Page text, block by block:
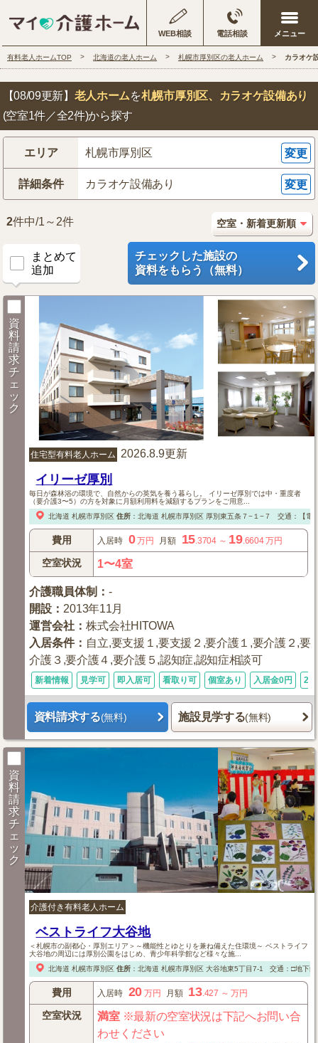
WEB相談 電話相談
有料老人ホームTOP 北海道の老人ホーム 札幌市厚別区の老人ホーム カラオケ
【08/09更新】 老人ホームを札幌市厚別区、カラオケ設備あり
(空室1件／全2件)から探す
エリア 札幌市厚別区 変更
詳細条件 カラオケ設備あり 変更
2件中/1～2件
まとめて
追加
チェックした施設の
資料をもらう（無料）
資
料
請
求
チ
ェ
ッ
ク
住宅型有料老人ホーム 2026.8.9更新
イリーゼ厚別
毎日が森林浴の環境で、自然からの英気を養う暮らし。 イリーゼ厚別では中・重度者
（要介護3〜5）の方を対象に月額利用料を減額するプランをご用意...
北海道 札幌市厚別区 住所： 北海道 札幌市厚別区厚別東五条７−１−７ 交通：【電
費用 入居時 0万円 月額 15.3704 ～ 19.6604万円
空室状況 1〜4室
介護職員体制 ：-
開設 ： 2013年11月
運営会社 ：株式会社HITOWA
入居条件： 自立,要支援１,要支援２,要介護１,要介護２,要
介護３,要介護４,要介護５,認知症,認知症相談可
新着情報 見学可 即入居可 看取り可 個室あり 入居金0円
資料請求する(無料) 施設見学する(無料)
資
料
請
求
チ
ェ
ッ
ク
介護付き有料老人ホーム
ベストライフ大谷地
＜札幌市の副都心・厚別エリア＞～機能性とゆとりを兼ね備えた住環境～ ベストライフ
大谷地の周辺には厚別公園をはじめ、青少年科学館など様々な施...
北海道 札幌市厚別区 住所： 北海道 札幌市厚別区大谷地東5丁目7-1 交通：□地下
費用 入居時 20 万円 月額 13.427 ～万円
空室状況 満室※最新の空室状況は下記へお問い合
わせください